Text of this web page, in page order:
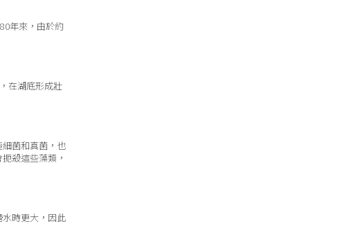
年來，由於約
在湖底形成壯
菌和真菌，也
殺這些藻類，
時更大，因此